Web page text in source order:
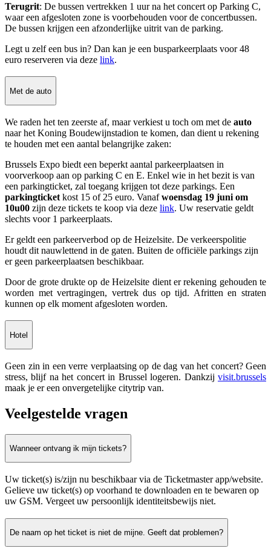
Terugrit: De bussen vertrekken 1 uur na het concert op Parking C,
waar een afgesloten zone is voorbehouden voor de concertbussen.
De bussen krijgen een afzonderlijke uitrit van de parking.
Legt u zelf een bus in? Dan kan je een busparkeerplaats voor 48
euro reserveren via deze link.
Met de auto
We raden het ten zeerste af, maar verkiest u toch om met de auto
naar het Koning Boudewijnstadion te komen, dan dient u rekening
te houden met een aantal belangrijke zaken:
Brussels Expo biedt een beperkt aantal parkeerplaatsen in
voorverkoop aan op parking C en E. Enkel wie in het bezit is van
een parkingticket, zal toegang krijgen tot deze parkings. Een
parkingticket kost 15 of 25 euro. Vanafwoensdag 19 juni om
10u00 zijn deze tickets te koop via deze link. Uw reservatie geldt
slechts voor 1 parkeerplaats.
Er geldt een parkeerverbod op de Heizelsite. De verkeerspolitie
houdt dit nauwlettend in de gaten. Buiten de officiële parkings zijn
er geen parkeerplaatsen beschikbaar.
Door de grote drukte op de Heizelsite dient er rekening gehouden te
worden met vertragingen, vertrek dus op tijd. Afritten en straten
kunnen op elk moment afgesloten worden.
Hotel
Geen zin in een verre verplaatsing op de dag van het concert? Geen
stress, blijf na het concert in Brussel logeren. Dankzij visit.brussels
maak je er een onvergetelijke citytrip van.
Veelgestelde vragen
Wanneer ontvang ik mijn tickets?
Uw ticket(s) is/zijn nu beschikbaar via de Ticketmaster app/website.
Gelieve uw ticket(s) op voorhand te downloaden en te bewaren op
uw GSM. Vergeet uw persoonlijk identiteitsbewijs niet.
De naam op het ticket is niet de mijne. Geeft dat problemen?